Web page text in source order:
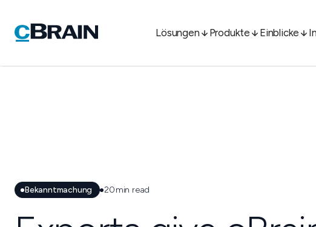
Lösungen Produkte Einblicke
Bekanntmachung 20min read